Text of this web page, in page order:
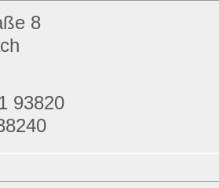
8
93820